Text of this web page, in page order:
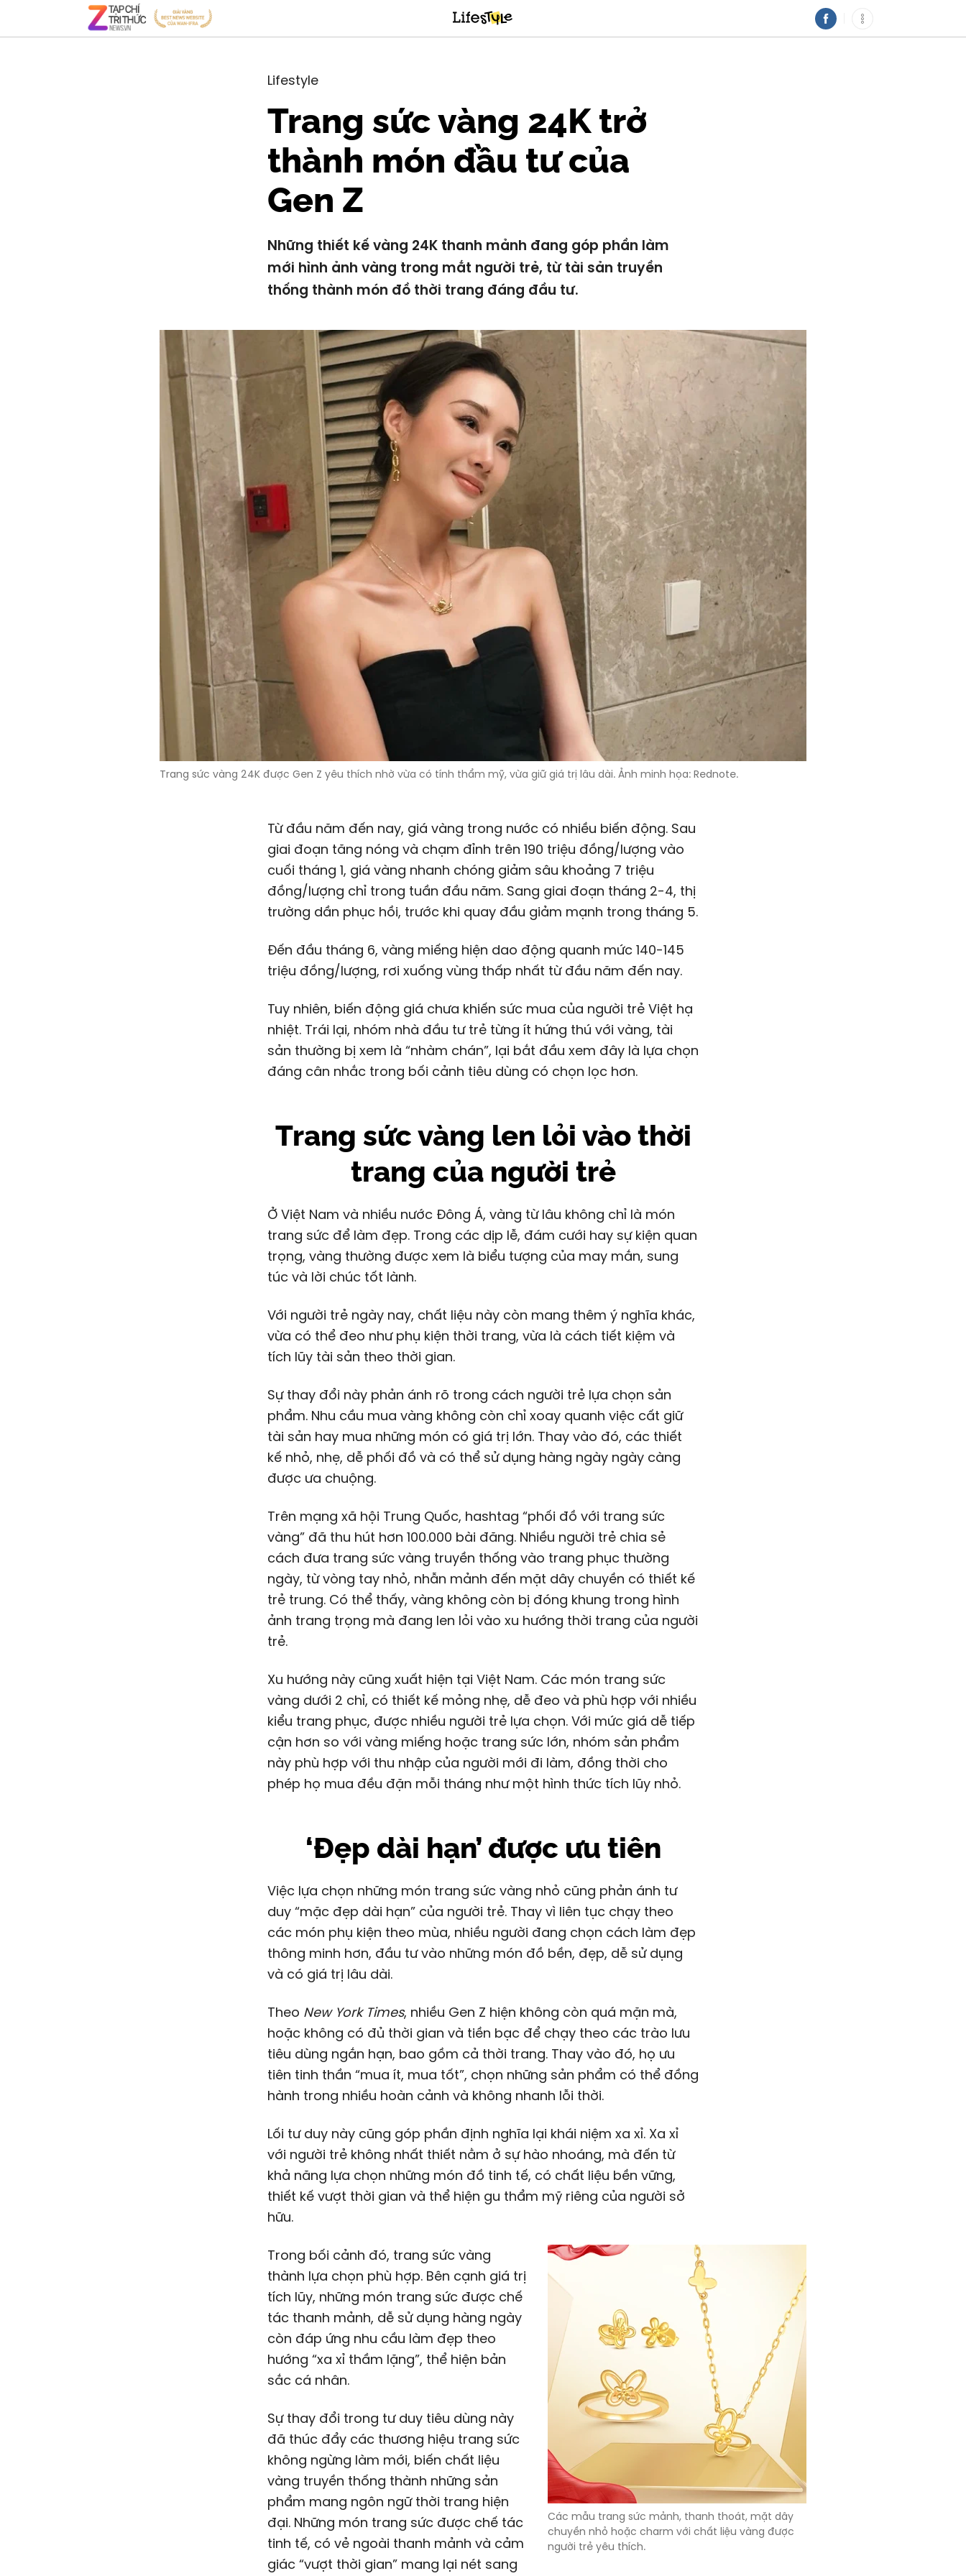
Lifestyle
Trang sức vàng 24K trở
thành món đầu tư của
Gen Z
Những thiết kế vàng 24K thanh mảnh đang góp phần làm
mới hình ảnh vàng trong mắt người trẻ, từ tài sản truyền
thống thành món đồ thời trang đáng đầu tư.
Trang sức vàng 24K được Gen Z yêu thích nhờ vừa có tính thẩm mỹ, vừa giữ giá trị lâu dài. Ảnh minh họa: Rednote.
Từ đầu năm đến nay, giá vàng trong nước có nhiều biến động. Sau
giai đoạn tăng nóng và chạm đỉnh trên 190 triệu đồng/lượng vào
cuối tháng 1, giá vàng nhanh chóng giảm sâu khoảng 7 triệu
đồng/lượng chỉ trong tuần đầu năm. Sang giai đoạn tháng 2-4, thị
trường dần phục hồi, trước khi quay đầu giảm mạnh trong tháng 5.
Đến đầu tháng 6, vàng miếng hiện dao động quanh mức 140-145
triệu đồng/lượng, rơi xuống vùng thấp nhất từ đầu năm đến nay.
Tuy nhiên, biến động giá chưa khiến sức mua của người trẻ Việt hạ
nhiệt. Trái lại, nhóm nhà đầu tư trẻ từng ít hứng thú với vàng, tài
sản thường bị xem là “nhàm chán”, lại bắt đầu xem đây là lựa chọn
đáng cân nhắc trong bối cảnh tiêu dùng có chọn lọc hơn.
Trang sức vàng len lỏi vào thời
trang của người trẻ
Ở Việt Nam và nhiều nước Đông Á, vàng từ lâu không chỉ là món
trang sức để làm đẹp. Trong các dịp lễ, đám cưới hay sự kiện quan
trọng, vàng thường được xem là biểu tượng của may mắn, sung
túc và lời chúc tốt lành.
Với người trẻ ngày nay, chất liệu này còn mang thêm ý nghĩa khác,
vừa có thể đeo như phụ kiện thời trang, vừa là cách tiết kiệm và
tích lũy tài sản theo thời gian.
Sự thay đổi này phản ánh rõ trong cách người trẻ lựa chọn sản
phẩm. Nhu cầu mua vàng không còn chỉ xoay quanh việc cất giữ
tài sản hay mua những món có giá trị lớn. Thay vào đó, các thiết
kế nhỏ, nhẹ, dễ phối đồ và có thể sử dụng hàng ngày ngày càng
được ưa chuộng.
Trên mạng xã hội Trung Quốc, hashtag “phối đồ với trang sức
vàng” đã thu hút hơn 100.000 bài đăng. Nhiều người trẻ chia sẻ
cách đưa trang sức vàng truyền thống vào trang phục thường
ngày, từ vòng tay nhỏ, nhẫn mảnh đến mặt dây chuyền có thiết kế
trẻ trung. Có thể thấy, vàng không còn bị đóng khung trong hình
ảnh trang trọng mà đang len lỏi vào xu hướng thời trang của người
trẻ.
Xu hướng này cũng xuất hiện tại Việt Nam. Các món trang sức
vàng dưới 2 chỉ, có thiết kế mỏng nhẹ, dễ đeo và phù hợp với nhiều
kiểu trang phục, được nhiều người trẻ lựa chọn. Với mức giá dễ tiếp
cận hơn so với vàng miếng hoặc trang sức lớn, nhóm sản phẩm
này phù hợp với thu nhập của người mới đi làm, đồng thời cho
phép họ mua đều đặn mỗi tháng như một hình thức tích lũy nhỏ.
‘Đẹp dài hạn’ được ưu tiên
Việc lựa chọn những món trang sức vàng nhỏ cũng phản ánh tư
duy “mặc đẹp dài hạn” của người trẻ. Thay vì liên tục chạy theo
các món phụ kiện theo mùa, nhiều người đang chọn cách làm đẹp
thông minh hơn, đầu tư vào những món đồ bền, đẹp, dễ sử dụng
và có giá trị lâu dài.
Theo New York Times, nhiều Gen Z hiện không còn quá mặn mà,
hoặc không có đủ thời gian và tiền bạc để chạy theo các trào lưu
tiêu dùng ngắn hạn, bao gồm cả thời trang. Thay vào đó, họ ưu
tiên tinh thần “mua ít, mua tốt”, chọn những sản phẩm có thể đồng
hành trong nhiều hoàn cảnh và không nhanh lỗi thời.
Lối tư duy này cũng góp phần định nghĩa lại khái niệm xa xỉ. Xa xỉ
với người trẻ không nhất thiết nằm ở sự hào nhoáng, mà đến từ
khả năng lựa chọn những món đồ tinh tế, có chất liệu bền vững,
thiết kế vượt thời gian và thể hiện gu thẩm mỹ riêng của người sở
hữu.
Các mẫu trang sức mảnh, thanh thoát, mặt dây
chuyền nhỏ hoặc charm với chất liệu vàng được
người trẻ yêu thích.
Trong bối cảnh đó, trang sức vàng
thành lựa chọn phù hợp. Bên cạnh giá trị
tích lũy, những món trang sức được chế
tác thanh mảnh, dễ sử dụng hàng ngày
còn đáp ứng nhu cầu làm đẹp theo
hướng “xa xỉ thầm lặng”, thể hiện bản
sắc cá nhân.
Sự thay đổi trong tư duy tiêu dùng này
đã thúc đẩy các thương hiệu trang sức
không ngừng làm mới, biến chất liệu
vàng truyền thống thành những sản
phẩm mang ngôn ngữ thời trang hiện
đại. Những món trang sức được chế tác
tinh tế, có vẻ ngoài thanh mảnh và cảm
giác “vượt thời gian” mang lại nét sang